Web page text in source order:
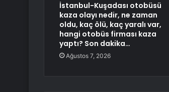
İstanbul-Kuşadası otobüsü
kaza olayı nedir, ne zaman
oldu, kaç ölü, kaç yaralı var,
hangi otobüs firması kaza
yaptı? Son dakika…
Ağustos 7, 2026